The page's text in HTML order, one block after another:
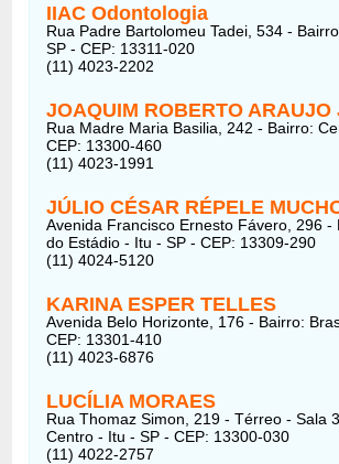
IIAC Odontologia
Rua Padre Bartolomeu Tadei, 534 -
SP - CEP: 13311-020
(11) 4023-2202
JOAQUIM ROBERTO ARAUJO
Rua Madre Maria Basilia, 242 - Bairro:
CEP: 13300-460
(11) 4023-1991
JÚLIO CÉSAR RÉPELE
Avenida Francisco Ernesto Fávero, 296 -
do Estádio - Itu - SP - CEP: 13309-290
(11) 4024-5120
KARINA ESPER TELLES
Avenida Belo Horizonte, 176 - Bairro:
CEP: 13301-410
(11) 4023-6876
LUCÍLIA MORAES
Rua Thomaz Simon, 219 - Térreo - Sala
Centro - Itu - SP - CEP: 13300-030
(11) 4022-2757